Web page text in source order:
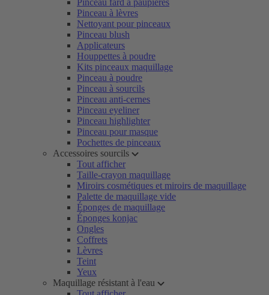
Pinceau fard à paupières
Pinceau à lèvres
Nettoyant pour pinceaux
Pinceau blush
Applicateurs
Houppettes à poudre
Kits pinceaux maquillage
Pinceau à poudre
Pinceau à sourcils
Pinceau anti-cernes
Pinceau eyeliner
Pinceau highlighter
Pinceau pour masque
Pochettes de pinceaux
Accessoires sourcils
Tout afficher
Taille-crayon maquillage
Miroirs cosmétiques et miroirs de maquillage
Palette de maquillage vide
Éponges de maquillage
Éponges konjac
Ongles
Coffrets
Lèvres
Teint
Yeux
Maquillage résistant à l'eau